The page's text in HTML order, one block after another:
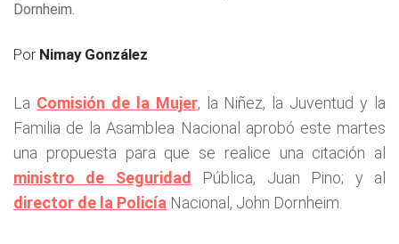
Dornheim.
Por Nimay González
La Comisión de la Mujer, la Niñez, la Juventud y la
Familia de la Asamblea Nacional aprobó este martes
una propuesta para que se realice una citación al
ministro de Seguridad
Pública, Juan Pino; y al
director de la Policía Nacional, John Dornheim.